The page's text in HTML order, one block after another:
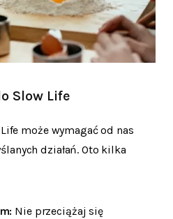
Slow Life
może wymagać od nas
działań. Oto kilka
Nie przeciążaj się